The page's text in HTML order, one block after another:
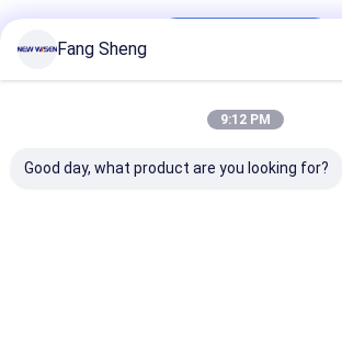
Fang Sheng
9:12 PM
Good day, what product are you looking for?